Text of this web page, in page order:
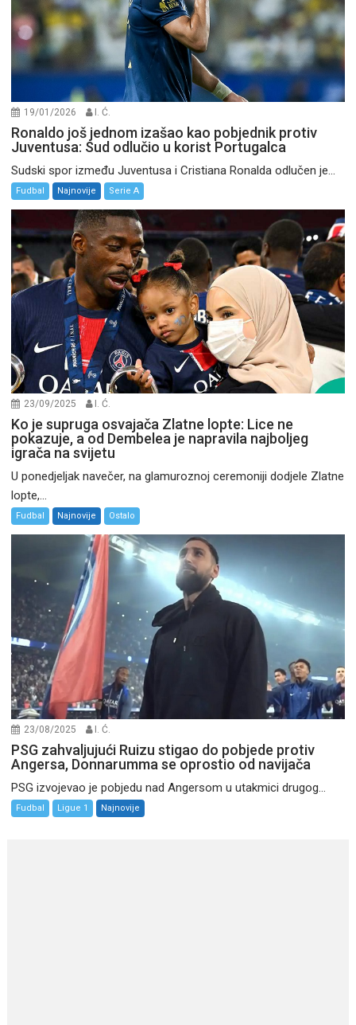
19/01/2026 I. Ć.
Ronaldo još jednom izašao kao pobjednik protiv
Juventusa: Sud odlučio u korist Portugalca
Sudski spor između Juventusa i Cristiana Ronalda odlučen je...
Fudbal Najnovije Serie A
23/09/2025 I. Ć.
Ko je supruga osvajača Zlatne lopte: Lice ne
pokazuje, a od Dembelea je napravila najboljeg
igrača na svijetu
U ponedjeljak navečer, na glamuroznoj ceremoniji dodjele Zlatne
lopte,...
Fudbal Najnovije Ostalo
23/08/2025 I. Ć.
PSG zahvaljujući Ruizu stigao do pobjede protiv
Angersa, Donnarumma se oprostio od navijača
PSG izvojevao je pobjedu nad Angersom u utakmici drugog...
Fudbal Ligue 1 Najnovije